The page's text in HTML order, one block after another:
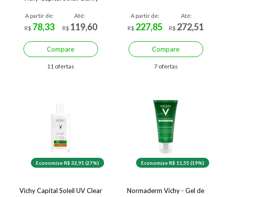
A partir de:
R$ 78,33
Até:
R$ 119,60
Compare
11 ofertas
A partir de:
R$ 227,85
Até:
R$ 272,51
Compare
7 ofertas
Economize R$ 32,91 (27%)
Vichy Capital Soleil UV Clear
Economize R$ 11,55 (19%)
Normaderm Vichy - Gel de